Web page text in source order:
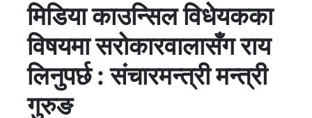
मिडिया काउन्सिल विधेयकका
विषयमा सरोकारवालासँग राय
लिनुपर्छ : संचारमन्त्री मन्त्री
गुरुङ